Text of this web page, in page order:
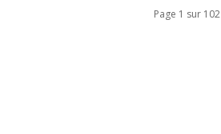
Page 1 sur 102